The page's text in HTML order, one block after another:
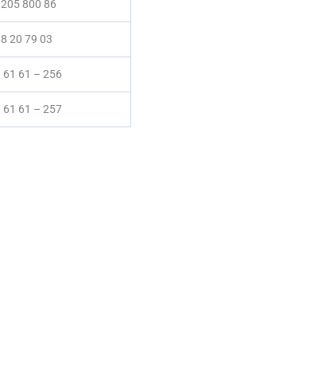
800 86
20 79 03
61 61 – 256
61 61 – 257